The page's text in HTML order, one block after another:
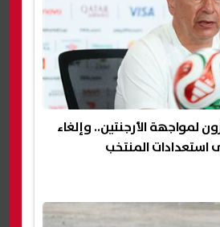
الأرجنتين.. وإلغاء
استعدادات المنتخب